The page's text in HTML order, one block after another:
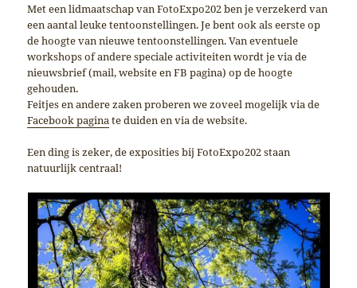
Met een lidmaatschap van FotoExpo202 ben je verzekerd van
een aantal leuke tentoonstellingen. Je bent ook als eerste op
de hoogte van nieuwe tentoonstellingen. Van eventuele
workshops of andere speciale activiteiten wordt je via de
nieuwsbrief (mail, website en FB pagina) op de hoogte
gehouden.
Feitjes en andere zaken proberen we zoveel mogelijk via de
Facebook pagina te duiden en via de website.
Een ding is zeker, de exposities bij FotoExpo202 staan
natuurlijk centraal!